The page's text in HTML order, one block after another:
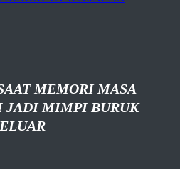
MEMORI MASA
JADI MIMPI BURUK